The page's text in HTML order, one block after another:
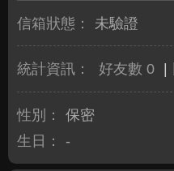
信箱狀態： 未驗證
統計資訊： 好友數 0
性別：
保密
生日：
-